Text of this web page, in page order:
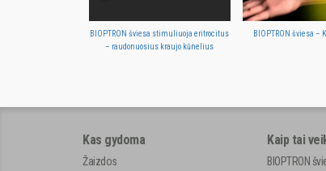
BIOPTRON šviesa stimuliuoja eritrocitus
– raudonuosius kraujo kūnelius
BIOPTRON šviesa –
Kas gydoma
Žaizdos
Kaip tai
BIOPTRON